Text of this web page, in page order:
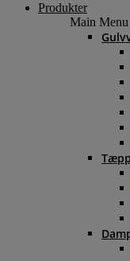
Produkter
Main Menu